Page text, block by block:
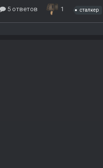
5 ответов 1 сталкер